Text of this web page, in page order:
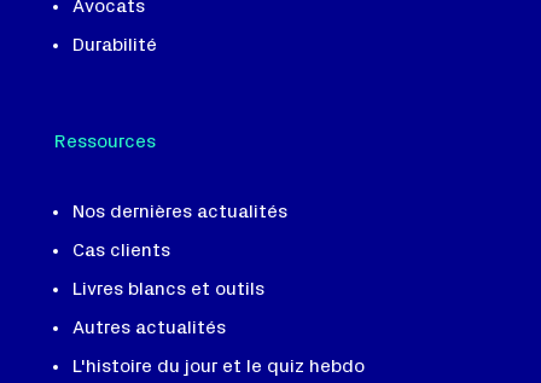
Avocats
Durabilité
Ressources
Nos dernières actualités
Cas clients
Livres blancs et outils
Autres actualités
L'histoire du jour et le quiz hebdo